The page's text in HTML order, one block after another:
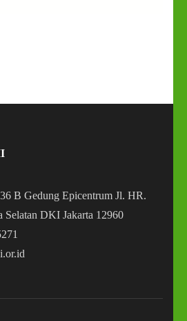
B Gedung Epicentrum Jl. HR.
Selatan DKI Jakarta 12960